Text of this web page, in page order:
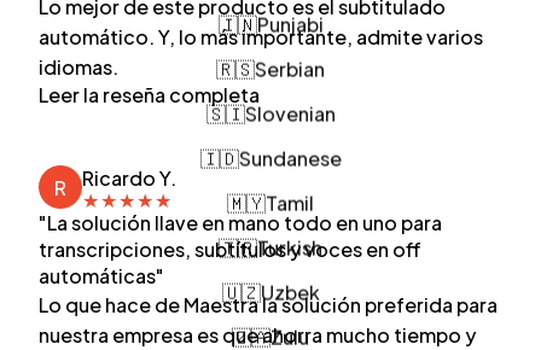
🇮🇳Punjabi
🇷🇸Serbian
🇸🇮Slovenian
🇮🇩Sundanese
🇲🇾Tamil
🇹🇷Turkish
🇺🇿Uzbek
🇿🇦Zulu
Lo mejor de este producto es el subtitulado
automático. Y, lo más importante, admite varios
idiomas.
Leer la reseña completa
R
Ricardo Y.
★★★★★
"La solución llave en mano todo en uno para
transcripciones, subtítulos y voces en off
automáticas"
Lo que hace de Maestra la solución preferida para
nuestra empresa es que ahorra mucho tiempo y